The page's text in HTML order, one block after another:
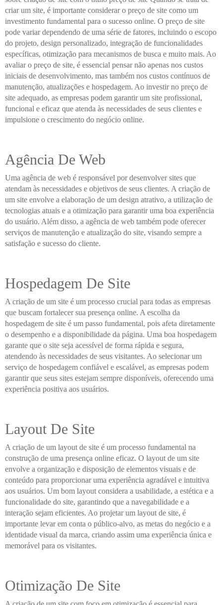
criar um site, é importante considerar o preço de site como um
investimento fundamental para o sucesso online. O preço de site
pode variar dependendo de uma série de fatores, incluindo o escopo
do projeto, design personalizado, integração de funcionalidades
específicas, otimização para mecanismos de busca e muito mais. Ao
avaliar o preço de site, é essencial pensar não apenas nos custos
iniciais de desenvolvimento, mas também nos custos contínuos de
manutenção, atualizações e hospedagem. Ao investir no preço de
site adequado, as empresas podem garantir um site profissional,
funcional e eficaz que atenda às necessidades de seus clientes e
impulsione o crescimento do negócio online.
Agência De Web
Uma agência de web é responsável por desenvolver sites que
atendam às necessidades e objetivos de seus clientes. A criação de
um site envolve a elaboração de um design atrativo, a utilização de
tecnologias atuais e a otimização para garantir uma boa experiência
do usuário. Além disso, a agência de web também pode oferecer
serviços de manutenção e atualização do site, visando sempre a
satisfação e sucesso do cliente.
Hospedagem De Site
A criação de um site é um processo crucial para todas as empresas
que buscam fortalecer sua presença online. A escolha da
hospedagem de site é um passo fundamental, pois afeta diretamente
o desempenho e a disponibilidade da página. Uma boa hospedagem
garante que o site seja acessível de forma rápida e segura,
atendendo às necessidades de seus visitantes. Ao selecionar um
serviço de hospedagem confiável e escalável, as empresas podem
garantir que seus sites estejam sempre disponíveis, oferecendo uma
experiência positiva aos usuários.
Layout De Site
A criação de um layout de site é um processo fundamental na
construção de uma presença online eficaz. O layout de um site
envolve a organização e disposição de elementos visuais e de
conteúdo para proporcionar uma experiência agradável e intuitiva
aos usuários. Um bom layout considera a usabilidade, a estética e a
funcionalidade do site, garantindo que a navegabilidade e a
interação sejam eficientes. Ao projetar um layout de site, é
importante levar em conta o público-alvo, as metas do negócio e a
identidade visual da marca, criando assim uma experiência única e
memorável para os visitantes.
Otimização De Site